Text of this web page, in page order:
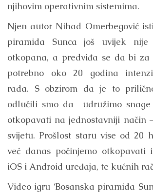
njihovim operativnim sistemima.
Njen autor Nihad Omerbegović
piramida Sunca još uvijek nije
otkopana, a predviđa se da bi
potrebno oko 20 godina
rada. S obzirom da je to
odlučili smo da udružimo
otkopavati na jednostavniji način
svijetu. Prošlost staru vise od 20
već danas počinjemo otkopavati
iOS i Android uređaja, te kućnih
Video igru ‘Bosanska piramida